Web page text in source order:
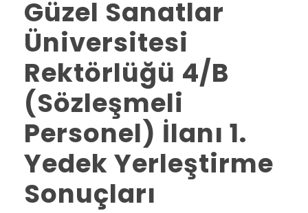
Güzel Sanatlar
Üniversitesi
Rektörlüğü 4/B
(Sözleşmeli
Personel) İlanı 1.
Yedek Yerleştirme
Sonuçları